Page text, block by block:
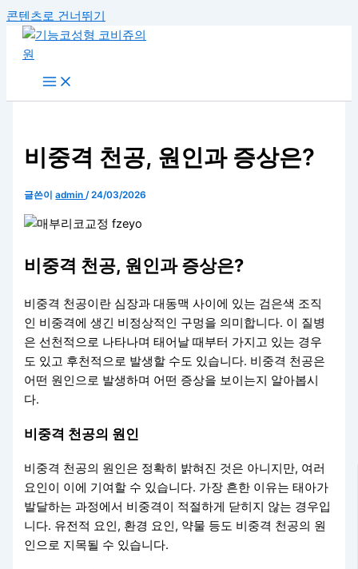
콘텐츠로 건너뛰기
비중격 천공, 원인과 증상은?
글쓴이admin/24/03/2026
비중격 천공, 원인과 증상은?
비중격 천공이란 심장과 대동맥 사이에 있는 검은색 조직
인 비중격에 생긴 비정상적인 구멍을 의미합니다. 이 질병
은 선천적으로 나타나며 태어날 때부터 가지고 있는 경우
도 있고 후천적으로 발생할 수도 있습니다. 비중격 천공은
어떤 원인으로 발생하며 어떤 증상을 보이는지 알아봅시
다.
비중격 천공의 원인
비중격 천공의 원인은 정확히 밝혀진 것은 아니지만, 여러
요인이 이에 기여할 수 있습니다. 가장 흔한 이유는 태아가
발달하는 과정에서 비중격이 적절하게 닫히지 않는 경우입
니다. 유전적 요인, 환경 요인, 약물 등도 비중격 천공의 원
인으로 지목될 수 있습니다.